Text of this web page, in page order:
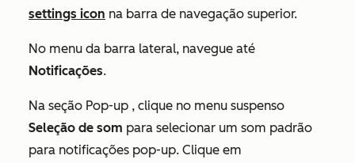
settings icon na barra de navegação superior.
No menu da barra lateral, navegue até
Notificações.
Na seção Pop-up , clique no menu suspenso
Seleção de som para selecionar um som padrão
para notificações pop-up. Clique em